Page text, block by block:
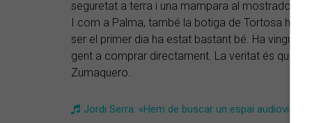
seguretat a terra i una mampara al mostrador
I com a Palma, també la botiga de Tortosa ha
ser el primer dia ha estat bastant bé. Ha vingut
gent a comprar directament. La veritat és que
Zumaquero.
Jordi Serra: «Hem de buscar un espai